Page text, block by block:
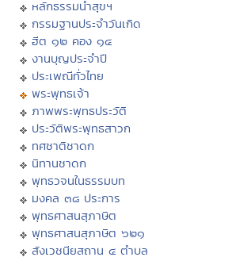
หลักธรรมนำสุขฯ
กรรมฐานประจำวันเกิด
ฮีต ๑๒ คอง ๑๔
งานบุญประจำปี
ประเพณีทั่วไทย
พระพุทธเจ้า
ภาพพระพุทธประวัติ
ประวัติพระพุทธสาวก
ทศชาติชาดก
นิทานชาดก
พุทธวจนในธรรมบท
มงคล ๓๘ ประการ
พุทธศาสนสุภาษิต
พุทธศาสนสุภาษิต ๖๒๑
สังเวชนียสถาน ๔ ตำบล